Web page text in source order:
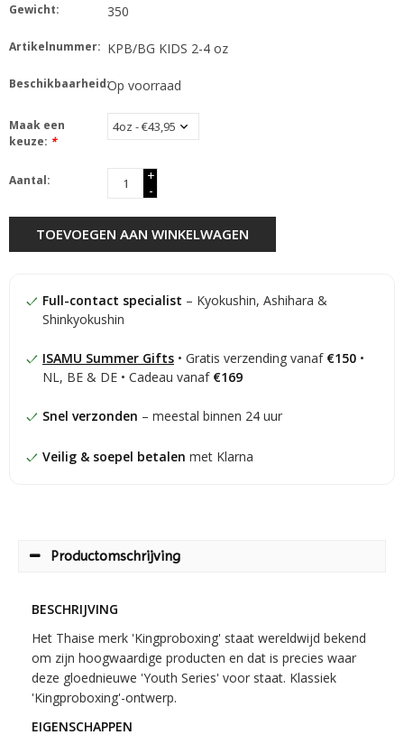
Gewicht: 350
Artikelnummer: KPB/BG KIDS 2-4 oz
Beschikbaarheid:Op voorraad
Maak een
keuze: *
Aantal:
+
-
TOEVOEGEN AAN WINKELWAGEN
Full-contact specialist – Kyokushin, Ashihara &
Shinkyokushin
ISAMU Summer Gifts • Gratis verzending vanaf €150 •
NL, BE & DE • Cadeau vanaf €169
Snel verzonden – meestal binnen 24 uur
Veilig & soepel betalen met Klarna
Productomschrijving
BESCHRIJVING
Het Thaise merk 'Kingproboxing' staat wereldwijd bekend
om zijn hoogwaardige producten en dat is precies waar
deze gloednieuwe 'Youth Series' voor staat. Klassiek
'Kingproboxing'-ontwerp.
EIGENSCHAPPEN